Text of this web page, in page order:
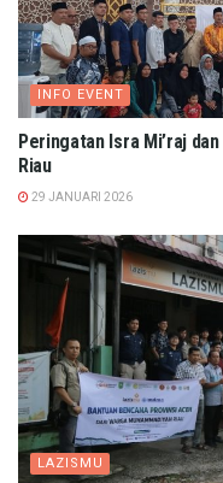
INFO EVENT
Peringatan Isra Mi’raj
Riau
29 JANUARI 2026
LAZISMU